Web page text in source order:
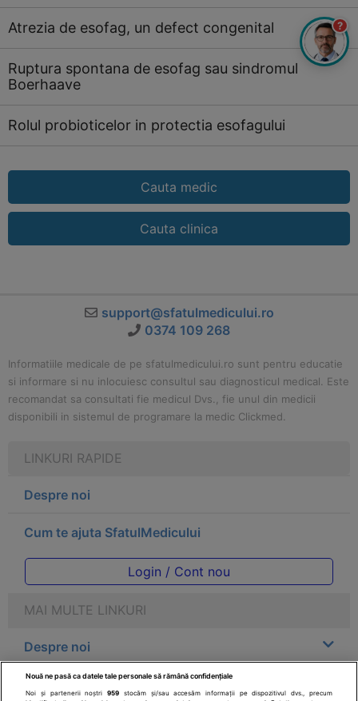
Atrezia de esofag, un defect congenital
Ruptura spontana de esofag sau sindromul
Boerhaave
Rolul probioticelor in protectia esofagului
Cauta medic
Cauta clinica
support@sfatulmedicului.ro
0374 109 268
Informatiile medicale de pe sfatulmedicului.ro sunt pentru educatie
si informare si nu inlocuiesc consultul sau diagnosticul medical. Este
recomandat sa consultati fie medicul Dvs., fie unul din medicii
disponibili in sistemul de programare la medic Clickmed.
LINKURI RAPIDE
Despre noi
Cum te ajuta SfatulMedicului
Login / Cont nou
MAI MULTE LINKURI
Despre noi
Legal
?
Nouă ne pasă ca datele tale personale să rămână confidențiale
Noi și partenerii noștri959 stocăm și/sau accesăm informații pe dispozitivul dvs., precum